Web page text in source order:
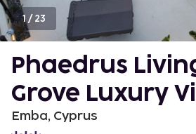
1/23
Phaedrus
Grove Luxury
Emba, Cyprus